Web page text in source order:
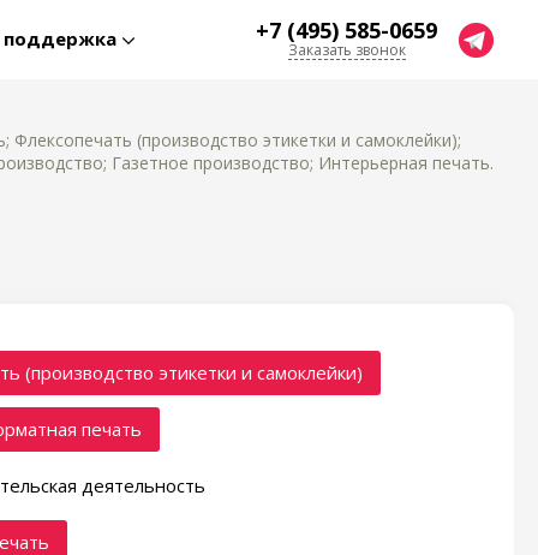
поддержка +7 (495) 585-0659
Заказать звонок
(производство этикетки и самоклейки);
Газетное производство; Интерьерная печать.
(производство этикетки и самоклейки)
печать
деятельность